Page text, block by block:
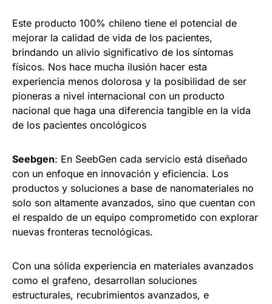
Este producto 100% chileno tiene el potencial de
mejorar la calidad de vida de los pacientes,
brindando un alivio significativo de los síntomas
físicos. Nos hace mucha ilusión hacer esta
experiencia menos dolorosa y la posibilidad de ser
pioneras a nivel internacional con un producto
nacional que haga una diferencia tangible en la vida
de los pacientes oncológicos
Seebgen: En SeebGen cada servicio está diseñado
con un enfoque en innovación y eficiencia. Los
productos y soluciones a base de nanomateriales no
solo son altamente avanzados, sino que cuentan con
el respaldo de un equipo comprometido con explorar
nuevas fronteras tecnológicas.
Con una sólida experiencia en materiales avanzados
como el grafeno, desarrollan soluciones
estructurales, recubrimientos avanzados, e